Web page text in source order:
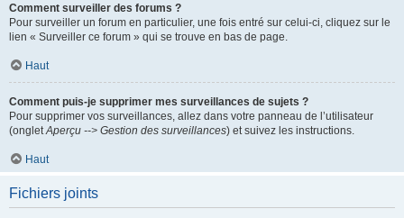
Comment surveiller des forums ?
Pour surveiller un forum en particulier, une fois entré sur celui-ci, cliquez sur le
lien « Surveiller ce forum » qui se trouve en bas de page.
Haut
Comment puis-je supprimer mes surveillances de sujets ?
Pour supprimer vos surveillances, allez dans votre panneau de l’utilisateur
(onglet Aperçu --> Gestion des surveillances) et suivez les instructions.
Haut
Fichiers joints